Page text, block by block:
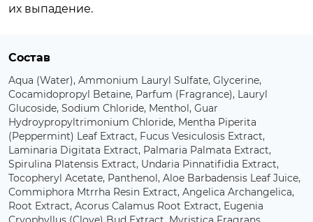
их выпадение.
Состав
Aqua (Water), Ammonium Lauryl Sulfate, Glycerine,
Cocamidopropyl Betaine, Parfum (Fragrance), Lauryl
Glucoside, Sodium Chloride, Menthol, Guar
Hydroypropyltrimonium Chloride, Mentha Piperita
(Peppermint) Leaf Extract, Fucus Vesiculosis Extract,
Laminaria Digitata Extract, Palmaria Palmata Extract,
Spirulina Platensis Extract, Undaria Pinnatifidia Extract,
Tocopheryl Acetate, Panthenol, Aloe Barbadensis Leaf Juice,
Commiphora Mtrrha Resin Extract, Angelica Archangelica,
Root Extract, Acorus Calamus Root Extract, Eugenia